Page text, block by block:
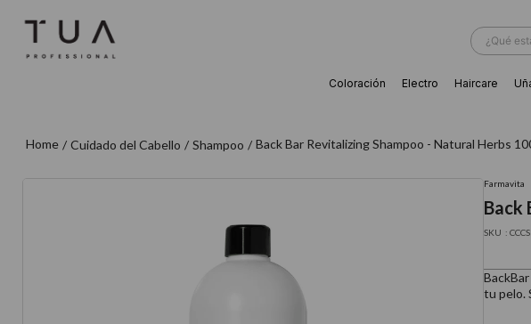
¿Qué
Coloración Electro Haircare
Cuidado del Cabello Shampoo Back Bar Revitalizing Shampoo - Natural Herbs
Farmavita
Back
:
tu pelo.